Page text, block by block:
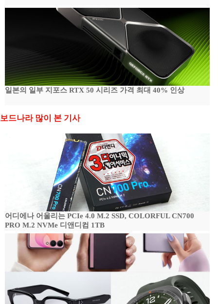
일본의 일부 지포스 RTX 50 시리즈 가격 최대 40% 인상
보드나라 많이 본 기사
어디에나 어울리는 PCIe 4.0 M.2 SSD, COLORFUL CN700
PRO M.2 NVMe 디앤디컴 1TB